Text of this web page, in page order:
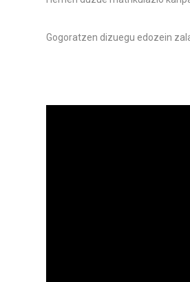
Gogoratzen dizuegu edozein